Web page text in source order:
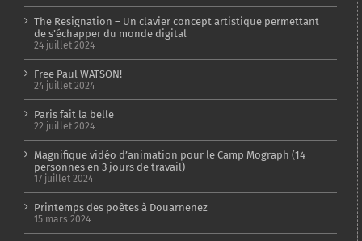
The Resignation – Un clavier concept artistique permettant
de s’échapper du monde digital
24 juillet 2024
Free Paul WATSON!
24 juillet 2024
Paris fait la belle
22 juillet 2024
Magnifique vidéo d’animation pour le Camp Mograph (14
personnes en 3 jours de travail)
17 juillet 2024
Printemps des poètes à Douarnenez
15 mars 2024